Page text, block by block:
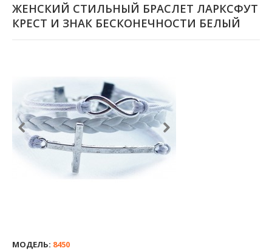
ЖЕНСКИЙ СТИЛЬНЫЙ БРАСЛЕТ ЛАРКСФУТ
КРЕСТ И ЗНАК БЕСКОНЕЧНОСТИ БЕЛЫЙ
МОДЕЛЬ: 8450